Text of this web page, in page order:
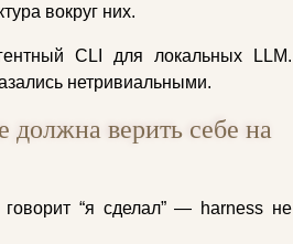
вокруг них.
CLI для локальных LLM.
нетривиальными.
верить себе на
“я сделал” — harness не